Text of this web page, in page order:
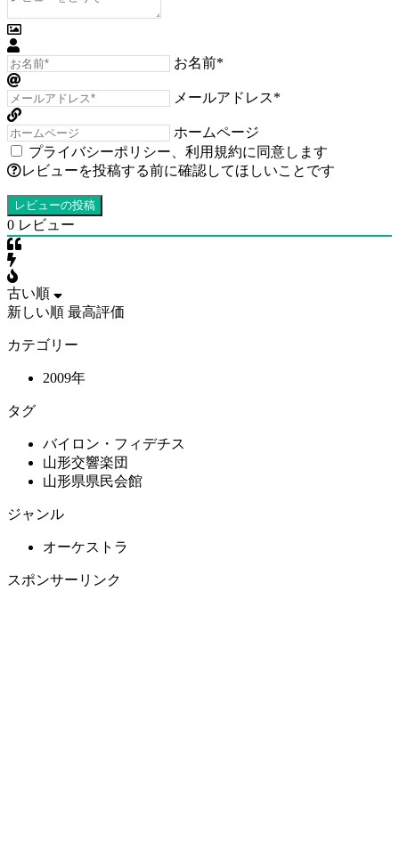
お名前*
メールアドレス*
ホームページ
プライバシーポリシー
利用規約に同意します
レビューを投稿する前に確認してほしいことです
0 レビュー
古い順
新しい順 最高評価
カテゴリー
2009年
タグ
バイロン・フィデチス
山形交響楽団
山形県県民会館
ジャンル
オーケストラ
スポンサーリンク